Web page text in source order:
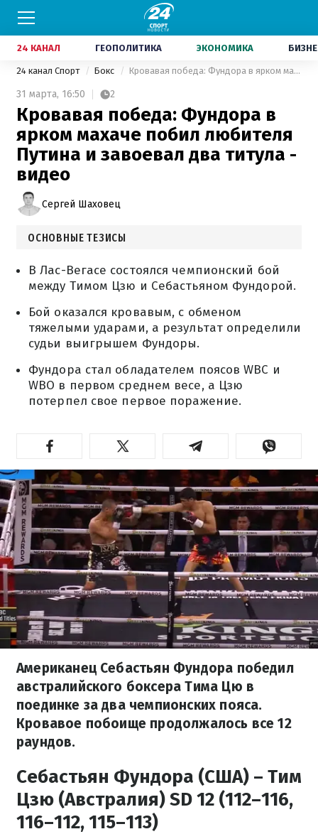
24 КАНАЛ ГЕОПОЛИТИКА ЭКОНОМИКА
24 канал Спорт Бокс Кровавая победа: Фундора в ярком махаче побил любителя Путина и завоевал два титула - видео
31 марта, 16:50 2
Кровавая победа: Фундора в
ярком махаче побил любителя
Путина и завоевал два титула -
видео
Сергей Шаховец
ОСНОВНЫЕ ТЕЗИСЫ
В Лас-Вегасе состоялся чемпионский бой
между Тимом Цзю и Себастьяном Фундорой.
Бой оказался кровавым, с обменом
тяжелыми ударами, а результат определили
судьи выигрышем Фундоры.
Фундора стал обладателем поясов WBC и
WBO в первом среднем весе, а Цзю
потерпел свое первое поражение.
Американец Себастьян Фундора победил
австралийского боксера Тима Цю в
поединке за два чемпионских пояса.
Кровавое побоище продолжалось все 12
раундов.
Себастьян Фундора (США) – Тим
Цзю (Австралия) SD 12 (112–116,
116–112, 115–113)